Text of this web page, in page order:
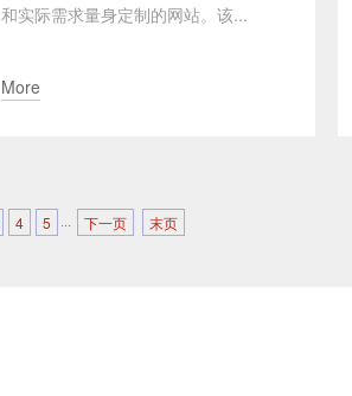
和实际需求量身定制的网站。该...
More
4 5 ··· 下一页 末页